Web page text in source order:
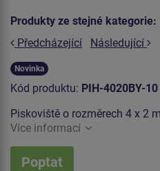
Produkty ze stejné kategorie:
Předcházející
Následující
Novinka
Kód produktu: PIH-4020BY-10
Piskoviště o rozměrech 4 x 2
Více informací
Poptat